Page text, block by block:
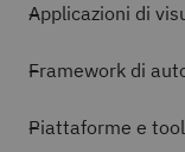
Applicazioni di
Framework di
Piattaforme e